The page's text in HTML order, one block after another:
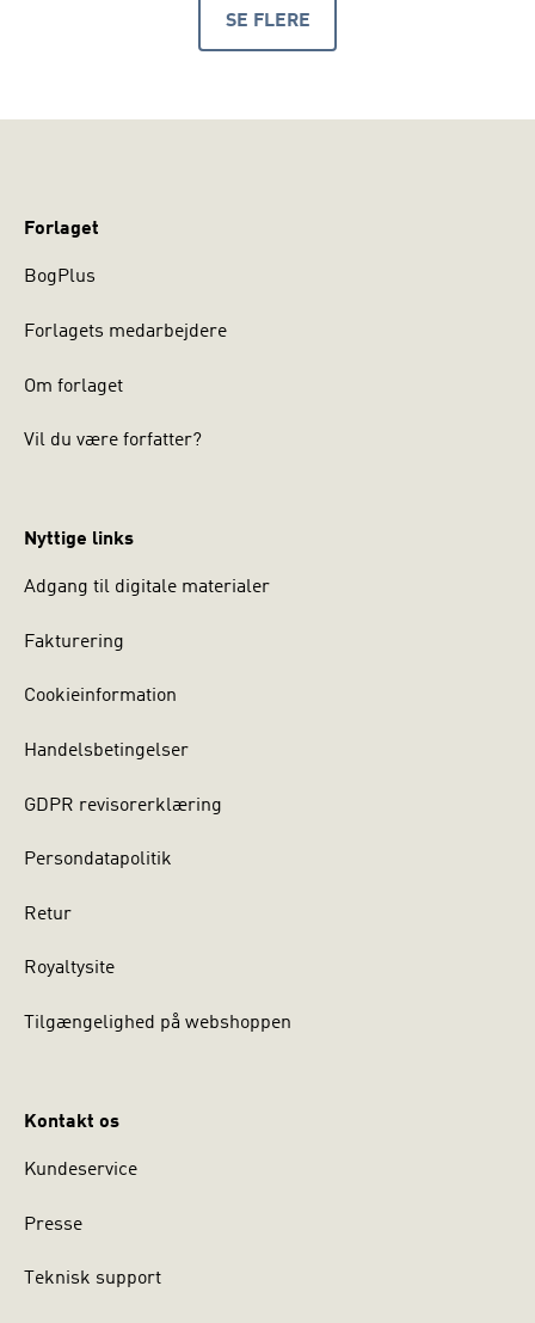
SE FLERE
Forlaget
BogPlus
Forlagets medarbejdere
Om forlaget
Vil du være forfatter?
Nyttige links
Adgang til digitale materialer
Fakturering
Cookieinformation
Handelsbetingelser
GDPR revisorerklæring
Persondatapolitik
Retur
Royaltysite
Tilgængelighed på webshoppen
Kontakt os
Kundeservice
Presse
Teknisk support